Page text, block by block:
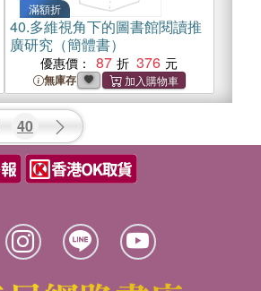
滿額折
40.多維視角下的圖書館閱讀推
廣研究（簡體書）
優惠價： 87 376
無庫存
40